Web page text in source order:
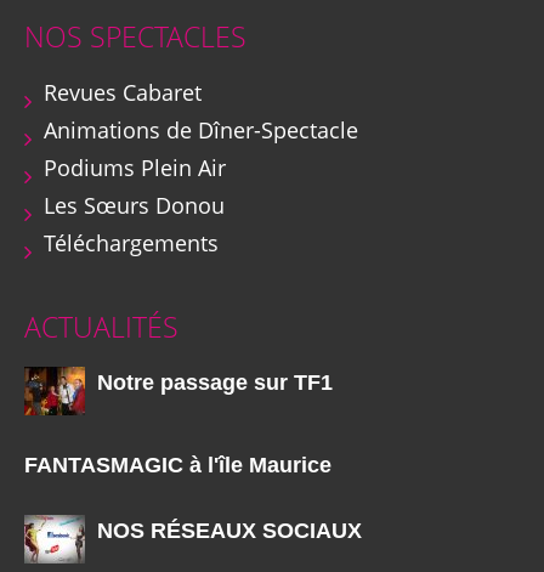
NOS SPECTACLES
Revues Cabaret
Animations de Dîner-Spectacle
Podiums Plein Air
Les Sœurs Donou
Téléchargements
ACTUALITÉS
Notre passage sur TF1
FANTASMAGIC à l'île Maurice
NOS RÉSEAUX SOCIAUX